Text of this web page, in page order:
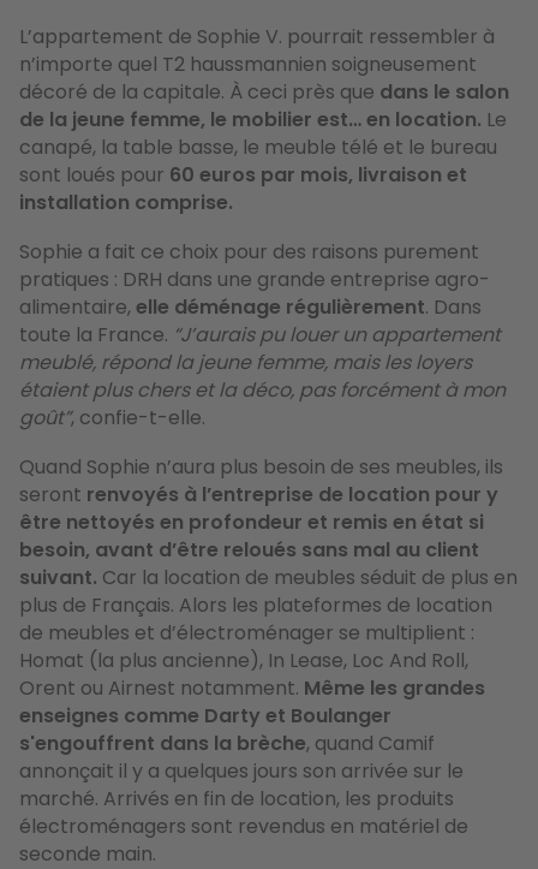
L’appartement de Sophie V. pourrait ressembler à
n’importe quel T2 haussmannien soigneusement
décoré de la capitale. À ceci près que dans le salon
de la jeune femme, le mobilier est… en location. Le
canapé, la table basse, le meuble télé et le bureau
sont loués pour 60 euros par mois, livraison et
installation comprise.
Sophie a fait ce choix pour des raisons purement
pratiques : DRH dans une grande entreprise agro-
alimentaire, elle déménage régulièrement. Dans
toute la France. “J’aurais pu louer un appartement
meublé, répond la jeune femme, mais les loyers
étaient plus chers et la déco, pas forcément à mon
goût”, confie-t-elle.
Quand Sophie n’aura plus besoin de ses meubles, ils
seront renvoyés à l’entreprise de location pour y
être nettoyés en profondeur et remis en état si
besoin, avant d’être reloués sans mal au client
suivant. Car la location de meubles séduit de plus en
plus de Français. Alors les plateformes de location
de meubles et d’électroménager se multiplient :
Homat (la plus ancienne), In Lease, Loc And Roll,
Orent ou Airnest notamment. Même les grandes
enseignes comme Darty et Boulanger
s'engouffrent dans la brèche, quand Camif
annonçait il y a quelques jours son arrivée sur le
marché. Arrivés en fin de location, les produits
électroménagers sont revendus en matériel de
seconde main.